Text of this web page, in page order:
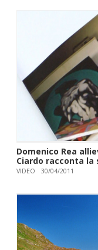
Domenico Rea
Ciardo racconta
VIDEO 30/04/2011